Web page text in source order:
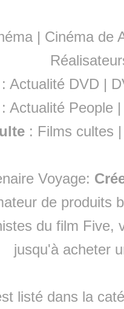
| Cinéma de
: Actualité DVD |
:Actualité People
: Films cultes
Voyage:
de produits
du film Five,
jusqu'à acheter
listé dans la